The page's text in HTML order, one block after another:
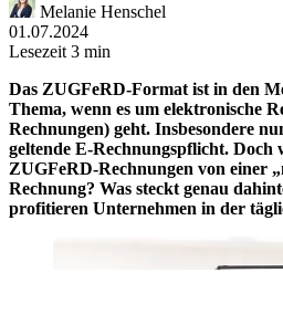
Melanie Henschel
01.07.2024
Lesezeit 3 min
Das ZUGFeRD-Format ist in den
Thema, wenn es um elektronische
Rechnungen) geht. Insbesondere
geltende E-Rechnungspflicht. Doch
ZUGFeRD-Rechnungen von einer
Rechnung? Was steckt genau
profitieren Unternehmen in der